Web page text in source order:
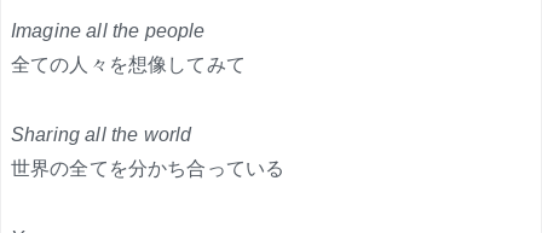
Imagine all the people
全ての人々を想像してみて
Sharing all the world
世界の全てを分かち合っている